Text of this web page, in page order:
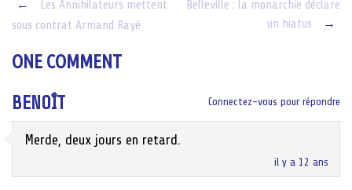
Post
←
Les Annihilateurs mettent
sous contrat Armand Rayé
Belleville : la monarchie déclare
un hiatus
→
ONE COMMENT
BENOÎT
il y a 12 ans
Merde, deux jours en retard.
Connectez-vous pour répondre